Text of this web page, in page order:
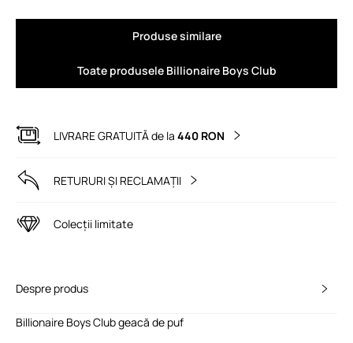
Produse similare
Toate produsele Billionaire Boys Club
LIVRARE GRATUITĂ de la 440 RON
RETURURI ȘI RECLAMAȚII
Colecții limitate
Despre produs
Billionaire Boys Club geacă de puf